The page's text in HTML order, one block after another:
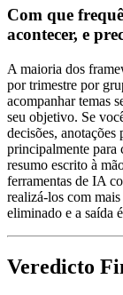
Com que
acontecer, e
A maioria dos
por trimestre por
acompanhar temas
seu objetivo. Se
decisões, anotações
principalmente para
resumo escrito à
ferramentas de IA
realizá-los com
eliminado e a saída
Veredicto